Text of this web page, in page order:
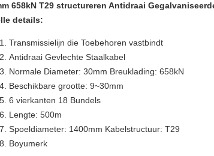
658kN T29 structureren Antidraai
details:
Transmissielijn die Toebehoren vastbindt
Antidraai Gevlechte Staalkabel
Normale Diameter: 30mm Breuklading: 658kN
Beschikbare grootte: 9~30mm
6 vierkanten 18 Bundels
Lengte: 500m
Spoeldiameter: 1400mm Kabelstructuur: T29
Boyumerk